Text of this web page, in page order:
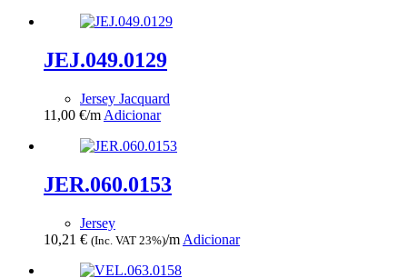
JEJ.049.0129
Jersey Jacquard
11,00 €/m Adicionar
JER.060.0153
Jersey
10,21 € (Inc. VAT 23%)/m Adicionar